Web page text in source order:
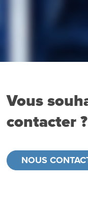
Vous
contacter ?
NOUS